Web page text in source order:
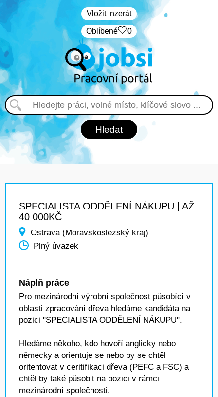
Vložit inzerát
Oblíbené 0
SPECIALISTA ODDĚLENÍ NÁKUPU | AŽ
40 000KČ
Ostrava (Moravskoslezský kraj)
Plný úvazek
Náplň práce
Pro mezinárodní výrobní společnost působící v
oblasti zpracování dřeva hledáme kandidáta na
pozici "SPECIALISTA ODDĚLENÍ NÁKUPU".
Hledáme někoho, kdo hovoří anglicky nebo
německy a orientuje se nebo by se chtěl
oritentovat v ceritifikaci dřeva (PEFC a FSC) a
chtěl by také působit na pozici v rámci
mezinárodní společnosti.